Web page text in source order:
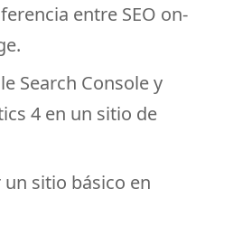
entre SEO on-
Search Console y
4 en un sitio de
sitio básico en